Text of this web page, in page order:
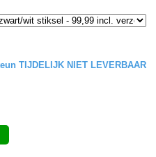
TIJDELIJK NIET LEVERBAAR